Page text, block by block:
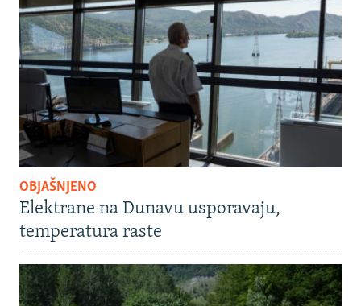
OBJAŠNJENO
Elektrane na Dunavu usporavaju,
temperatura raste